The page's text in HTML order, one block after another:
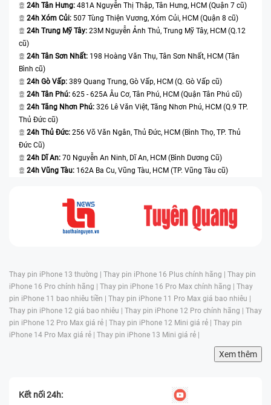
24h Tân Hưng: 481A Nguyễn Thị Thập, Tân Hưng, HCM (Quận 7 cũ)
24h Xóm Củi: 507 Tùng Thiện Vương, Xóm Củi, HCM (Quận 8 cũ)
24h Trung Mỹ Tây: 23M Nguyễn Ảnh Thủ, Trung Mỹ Tây, HCM (Q.12
cũ)
24h Tân Sơn Nhất: 198 Hoàng Văn Thụ, Tân Sơn Nhất, HCM (Tân
Bình cũ)
24h Gò Vấp: 389 Quang Trung, Gò Vấp, HCM (Q. Gò Vấp cũ)
24h Tân Phú: 625 - 625A Âu Cơ, Tân Phú, HCM (Quận Tân Phú cũ)
24h Tăng Nhơn Phú: 326 Lê Văn Việt, Tăng Nhơn Phú, HCM (Q.9 TP.
Thủ Đức cũ)
24h Thủ Đức: 256 Võ Văn Ngân, Thủ Đức, HCM (Bình Thọ, TP. Thủ
Đức Cũ)
24h Dĩ An: 70 Nguyễn An Ninh, Dĩ An, HCM (Bình Dương Cũ)
24h Vũng Tàu: 162A Ba Cu, Vũng Tàu, HCM (TP. Vũng Tàu cũ)
Thay pin iPhone 13 thường | Thay pin iPhone 16 Plus chính hãng | Thay pin
iPhone 16 Pro chính hãng | Thay pin iPhone 16 Pro Max chính hãng | Thay
pin iPhone 11 bao nhiêu tiền | Thay pin iPhone 11 Pro Max giá bao nhiêu |
Thay pin iPhone 12 giá bao nhiêu | Thay pin iPhone 12 Pro chính hãng | Thay
pin iPhone 12 Pro Max giá rẻ | Thay pin iPhone 12 Mini giá rẻ | Thay pin
iPhone 14 Pro Max giá rẻ | Thay pin iPhone 13 Mini giá rẻ |
Xem thêm
Kết nối 24h: